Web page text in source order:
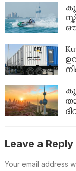
Leave a Reply
Your email address